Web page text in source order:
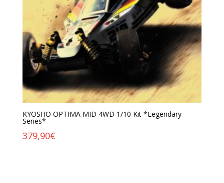
KYOSHO OPTIMA MID 4WD 1/10 Kit *Legendary
Series*
379,90€